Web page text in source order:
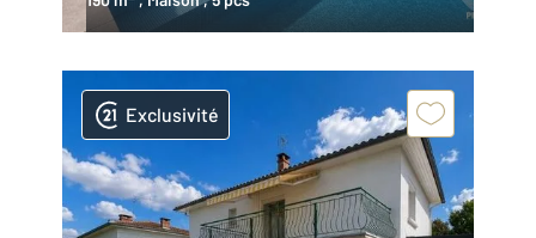
Exclusivité